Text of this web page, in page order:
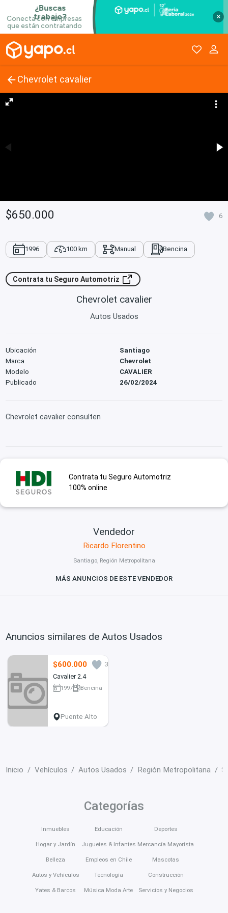
×
Chevrolet cavalier
$650.000 6
1996 100 km Manual Bencina
Contrata tu Seguro Automotriz
Chevrolet cavalier
Autos Usados
Ubicación
Santiago
Marca
Chevrolet
Modelo
CAVALIER
Publicado
26/02/2024
Chevrolet cavalier consulten
Contrata tu Seguro Automotriz
100% online
Vendedor
Ricardo Florentino
Santiago, Región Metropolitana
MÁS ANUNCIOS DE ESTE VENDEDOR
Anuncios similares de Autos Usados
$600.000
3
Cavalier 2.4
1997
Bencina
Puente Alto
Inicio Vehículos Autos Usados Región Metropolitana
Categorías
Inmuebles
Hogar y Jardín
Belleza
Autos y Vehículos
Yates & Barcos
Educación
Juguetes & Infantes
Empleos en Chile
Tecnología
Música Moda Arte
Deportes
Mercancía Mayorista
Mascotas
Construcción
Servicios y Negocios